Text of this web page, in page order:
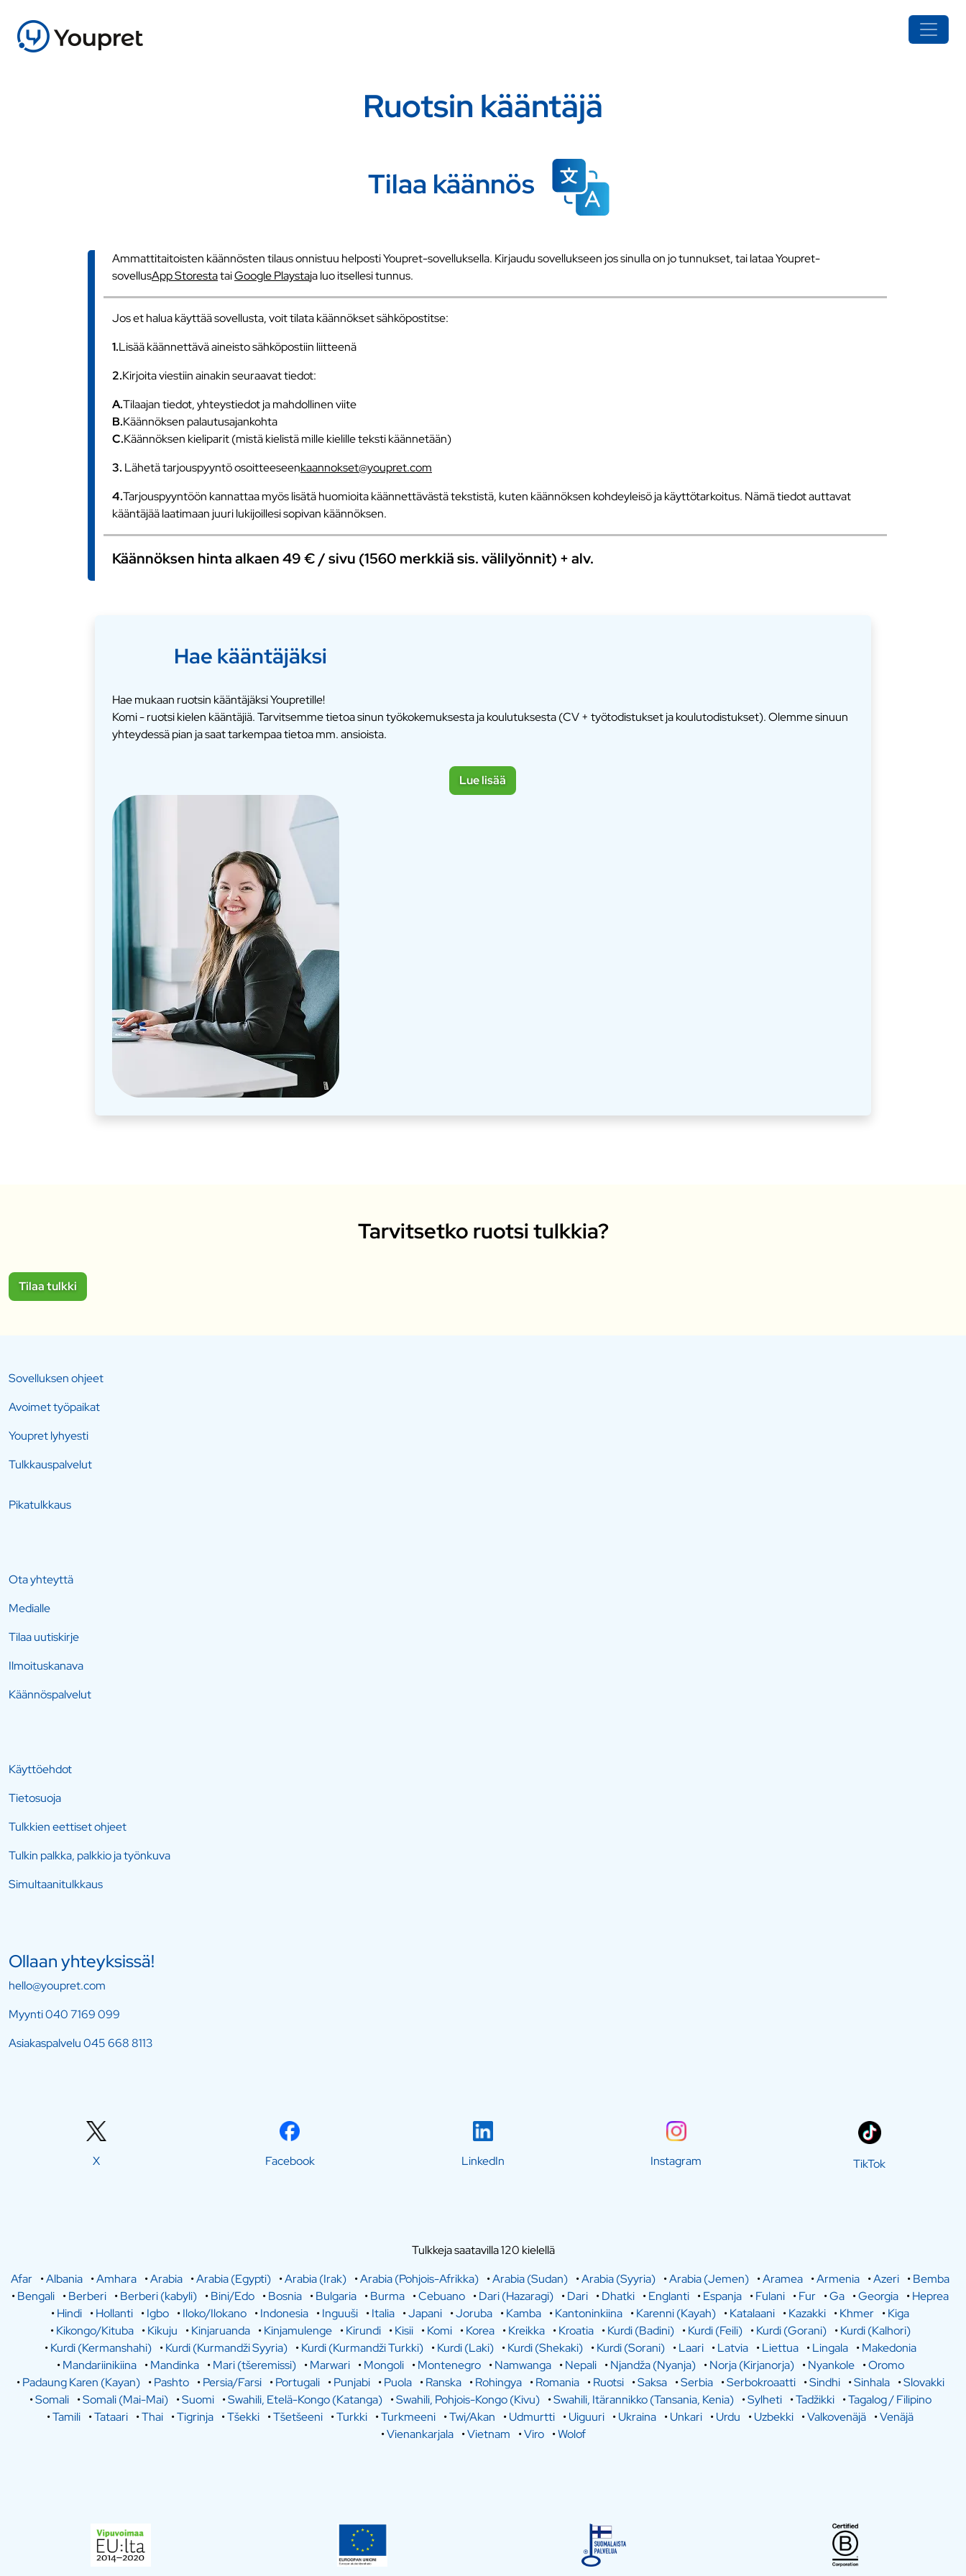
Ruotsin kääntäjä
Tilaa käännös
Ammattitaitoisten käännösten tilaus onnistuu helposti Youpret-sovelluksella. Kirjaudu sovellukseen jos sinulla on jo tunnukset, tai lataa Youpret-
sovellusApp StorestataiGoogle Playstaja luo itsellesi tunnus.
Jos et halua käyttää sovellusta, voit tilata käännökset sähköpostitse:
1.Lisää käännettävä aineisto sähköpostiin liitteenä
2.Kirjoita viestiin ainakin seuraavat tiedot:
A.Tilaajan tiedot, yhteystiedot ja mahdollinen viite
B.Käännöksen palautusajankohta
C.Käännöksen kieliparit (mistä kielistä mille kielille teksti käännetään)
3. Lähetä tarjouspyyntö osoitteeseenkaannokset@youpret.com
4.Tarjouspyyntöön kannattaa myös lisätä huomioita käännettävästä tekstistä, kuten käännöksen kohdeyleisö ja käyttötarkoitus. Nämä tiedot auttavat
kääntäjää laatimaan juuri lukijoillesi sopivan käännöksen.
Käännöksen hinta alkaen 49 € / sivu (1560 merkkiä sis. välilyönnit) + alv.
Hae kääntäjäksi
Hae mukaan ruotsin kääntäjäksi Youpretille!
Komi - ruotsi kielen kääntäjiä. Tarvitsemme tietoa sinun työkokemuksesta ja koulutuksesta (CV + työtodistukset ja koulutodistukset). Olemme sinuun
yhteydessä pian ja saat tarkempaa tietoa mm. ansioista.
Lue lisää
Tarvitsetko ruotsi tulkkia?
Tilaa tulkki
Sovelluksen ohjeet
Avoimet työpaikat
Youpret lyhyesti
Tulkkauspalvelut
Pikatulkkaus
Ota yhteyttä
Medialle
Tilaa uutiskirje
Ilmoituskanava
Käännöspalvelut
Käyttöehdot
Tietosuoja
Tulkkien eettiset ohjeet
Tulkin palkka, palkkio ja työnkuva
Simultaanitulkkaus
Ollaan yhteyksissä!
hello@youpret.com
Myynti040 7169 099
Asiakaspalvelu045 668 8113
X Facebook LinkedIn Instagram TikTok
Tulkkeja saatavilla 120 kielellä
Afar •Albania •Amhara •Arabia •Arabia (Egypti) •Arabia (Irak) •Arabia (Pohjois-Afrikka) •Arabia (Sudan) •Arabia (Syyria) •Arabia (Jemen) •Aramea •Armenia •Azeri •Bemba
•Bengali •Berberi •Berberi (kabyli) •Bini/Edo •Bosnia •Bulgaria •Burma •Cebuano •Dari (Hazaragi) •Dari •Dhatki •Englanti •Espanja •Fulani •Fur •Ga •Georgia •Heprea
•Hindi •Hollanti •Igbo •Iloko/Ilokano •Indonesia •Inguuši •Italia •Japani •Joruba •Kamba •Kantoninkiina •Karenni (Kayah) •Katalaani •Kazakki •Khmer •Kiga
•Kikongo/Kituba •Kikuju •Kinjaruanda •Kinjamulenge •Kirundi •Kisii •Komi •Korea •Kreikka •Kroatia •Kurdi (Badini) •Kurdi (Feili) •Kurdi (Gorani) •Kurdi (Kalhori)
•Kurdi (Kermanshahi) •Kurdi (Kurmandži Syyria) •Kurdi (Kurmandži Turkki) •Kurdi (Laki) •Kurdi (Shekaki) •Kurdi (Sorani) •Laari •Latvia •Liettua •Lingala •Makedonia
•Mandariinikiina •Mandinka •Mari (tšeremissi) •Marwari •Mongoli •Montenegro •Namwanga •Nepali •Njandža (Nyanja) •Norja (Kirjanorja) •Nyankole •Oromo
•Padaung Karen (Kayan) •Pashto •Persia/Farsi •Portugali •Punjabi •Puola •Ranska •Rohingya •Romania •Ruotsi •Saksa •Serbia •Serbokroaatti •Sindhi •Sinhala •Slovakki
•Somali •Somali (Mai-Mai) •Suomi •Swahili, Etelä-Kongo (Katanga) •Swahili, Pohjois-Kongo (Kivu) •Swahili, Itärannikko (Tansania, Kenia) •Sylheti •Tadžikki •Tagalog / Filipino
•Tamili •Tataari •Thai •Tigrinja •Tšekki •Tšetšeeni •Turkki •Turkmeeni •Twi/Akan •Udmurtti •Uiguuri •Ukraina •Unkari •Urdu •Uzbekki •Valkovenäjä •Venäjä
•Vienankarjala •Vietnam •Viro •Wolof